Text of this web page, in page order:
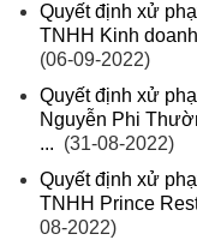
Quyết định xử
TNHH Kinh
(06-09-2022)
Quyết định xử
Nguyễn Phi
... (31-08-2022)
Quyết định xử
TNHH Prince
08-2022)